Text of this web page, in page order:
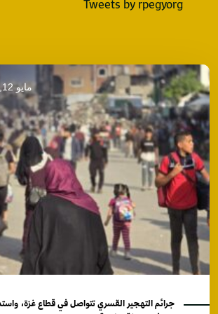
مايو 12, 2024
جرائم التهجير القسري تتواصل في قطاع غزة،